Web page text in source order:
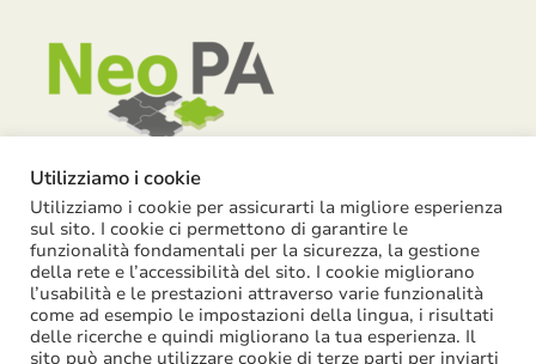
Piazza Garibaldi, 55 – 15121 Alessandria
info@neopa.it
info@pec.neopa.it
0131 1911 646
Utilizziamo i cookie
Utilizziamo i cookie per assicurarti la migliore esperienza
sul sito. I cookie ci permettono di garantire le
funzionalità fondamentali per la sicurezza, la gestione
della rete e l’accessibilità del sito. I cookie migliorano
l’usabilità e le prestazioni attraverso varie funzionalità
come ad esempio le impostazioni della lingua, i risultati
delle ricerche e quindi migliorano la tua esperienza. Il
sito può anche utilizzare cookie di terze parti per inviarti